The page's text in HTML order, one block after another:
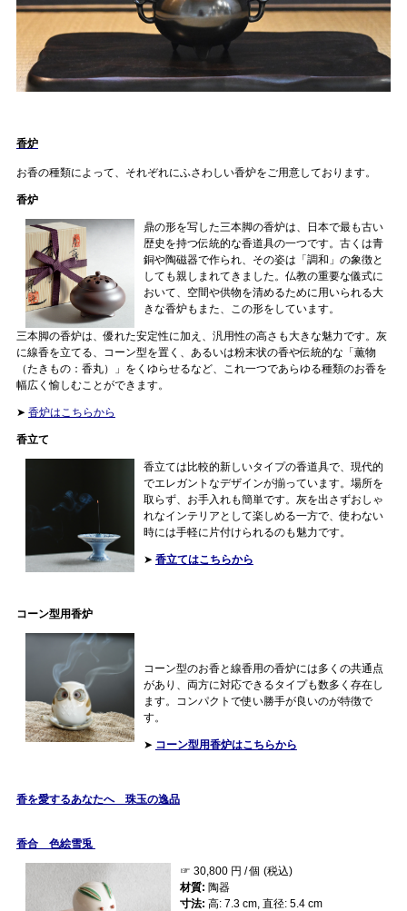
香炉
お香の種類によって、それぞれにふさわしい香炉をご用意しております。
香炉
鼎の形を写した三本脚の香炉は、日本で最も古い
歴史を持つ伝統的な香道具の一つです。古くは青
銅や陶磁器で作られ、その姿は「調和」の象徴と
しても親しまれてきました。仏教の重要な儀式に
おいて、空間や供物を清めるために用いられる大
きな香炉もまた、この形をしています。
三本脚の香炉は、優れた安定性に加え、汎用性の高さも大きな魅力です。灰
に線香を立てる、コーン型を置く、あるいは粉末状の香や伝統的な「薫物
（たきもの：香丸）」をくゆらせるなど、これ一つであらゆる種類のお香を
幅広く愉しむことができます。
➤ 香炉はこちらから
香立て
香立ては比較的新しいタイプの香道具で、現代的
でエレガントなデザインが揃っています。場所を
取らず、お手入れも簡単です。灰を出さずおしゃ
れなインテリアとして楽しめる一方で、使わない
時には手軽に片付けられるのも魅力です。
➤ 香立てはこちらから
コーン型用香炉
コーン型のお香と線香用の香炉には多くの共通点
があり、両方に対応できるタイプも数多く存在し
ます。コンパクトで使い勝手が良いのが特徴で
す。
➤ コーン型用香炉はこちらから
香を愛するあなたへ 珠玉の逸品
香合 色絵雪兎
☞ 30,800 円 / 個 (税込)
材質: 陶器
寸法: 高: 7.3 cm, 直径: 5.4 cm